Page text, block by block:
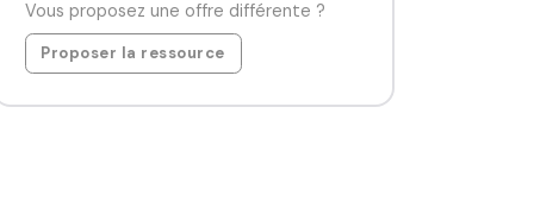
Vous proposez une offre différente ?
Proposer la ressource